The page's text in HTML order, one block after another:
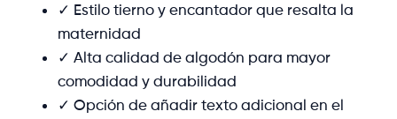
✓ Estilo tierno y encantador que resalta la
maternidad
✓ Alta calidad de algodón para mayor
comodidad y durabilidad
✓ Opción de añadir texto adicional en el